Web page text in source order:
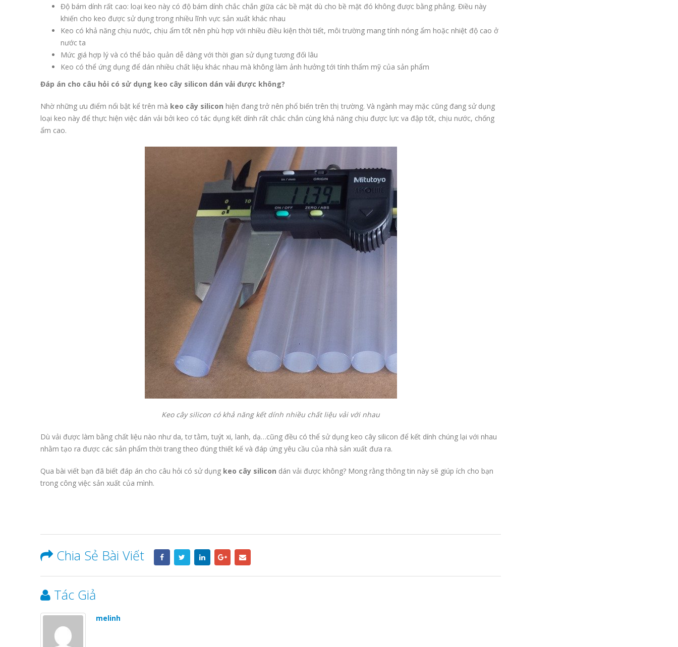
Độ bám dính rất cao: loại keo này có độ bám dính chắc chắn giữa các bề mặt dù cho bề mặt đó không được bằng phẳng. Điều này
khiến cho keo được sử dụng trong nhiều lĩnh vực sản xuất khác nhau
Keo có khả năng chịu nước, chịu ẩm tốt nên phù hợp với nhiều điều kiện thời tiết, môi trường mang tính nóng ẩm hoặc nhiệt độ cao ở
nước ta
Mức giá hợp lý và có thể bảo quản dễ dàng với thời gian sử dụng tương đối lâu
Keo có thể ứng dụng để dán nhiều chất liệu khác nhau mà không làm ảnh hưởng tới tính thẩm mỹ của sản phẩm
Đáp án cho câu hỏi có sử dụng keo cây silicon dán vải được không?
Nhờ những ưu điểm nổi bật kể trên mà keo cây silicon hiện đang trở nên phổ biến trên thị trường. Và ngành may mặc cũng đang sử dụng
loại keo này để thực hiện việc dán vải bởi keo có tác dụng kết dính rất chắc chắn cùng khả năng chịu được lực va đập tốt, chịu nước, chống
ẩm cao.
Keo cây silicon có khả năng kết dính nhiều chất liệu vải với nhau
Dù vải được làm bằng chất liệu nào như da, tơ tằm, tuýt xi, lanh, dạ…cũng đều có thể sử dụng keo cây silicon để kết dính chúng lại với nhau
nhằm tạo ra được các sản phẩm thời trang theo đúng thiết kế và đáp ứng yêu cầu của nhà sản xuất đưa ra.
Qua bài viết bạn đã biết đáp án cho câu hỏi có sử dụng keo cây silicon dán vải được không? Mong rằng thông tin này sẽ giúp ích cho bạn
trong công việc sản xuất của mình.
Chia Sẻ Bài Viết
Tác Giả
melinh